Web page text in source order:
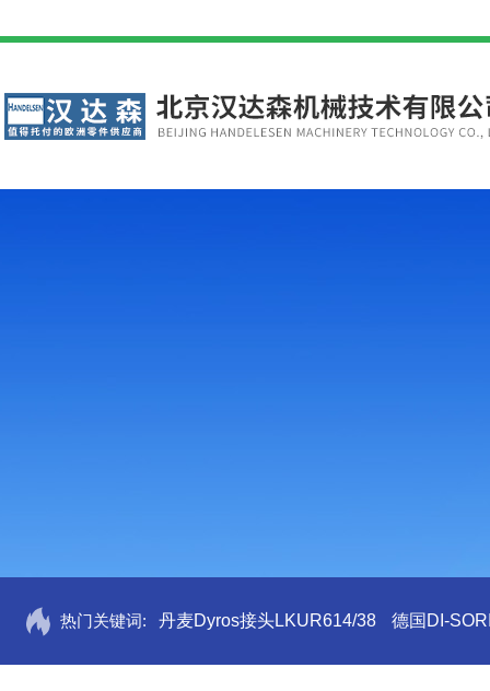
热门关键词: 丹麦Dyros接头LKUR614/38 德国DI-